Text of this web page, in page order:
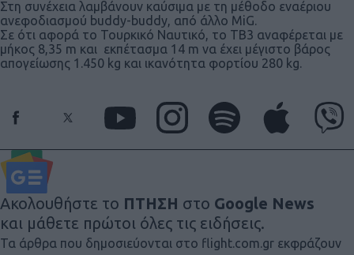
Στη συνέχεια λαμβάνουν καύσιμα με τη μέθοδο εναέριου
ανεφοδιασμού buddy-buddy, από άλλο MiG.
Σε ότι αφορά το Τουρκικό Ναυτικό, τo ΤΒ3 αναφέρεται με
μήκος 8,35 m και εκπέτασμα 14 m να έχει μέγιστο βάρος
απογείωσης 1.450 kg και ικανότητα φορτίου 280 kg.
Ακολουθήστε το ΠΤΗΣΗ στο Google News
και μάθετε πρώτοι όλες τις ειδήσεις.
Τα άρθρα που δημοσιεύονται στο flight.com.gr εκφράζουν